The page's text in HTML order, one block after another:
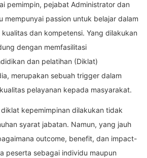
pemimpin, pejabat Administrator dan
mempunyai passion untuk belajar dalam
dan kompetensi. Yang dilakukan
dengan memfasilitasi
dan pelatihan (Diklat)
merupakan sebuah trigger dalam
pelayanan kepada masyarakat.
kepemimpinan dilakukan tidak
syarat jabatan. Namun, yang jauh
outcome, benefit, dan impact-
peserta sebagai individu maupun